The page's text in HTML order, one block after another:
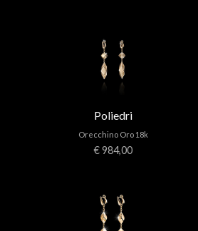
Poliedri
Orecchino Oro 18k
€ 984,00